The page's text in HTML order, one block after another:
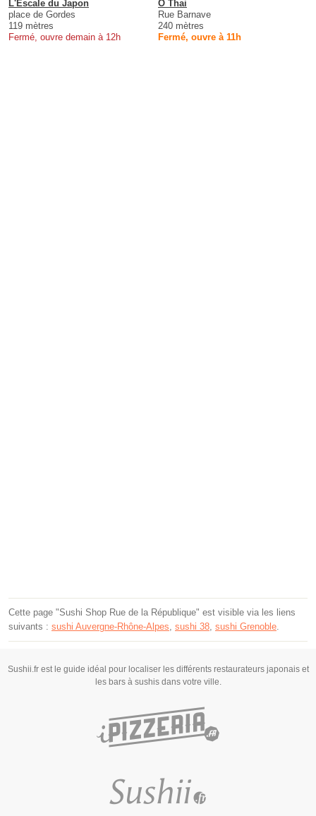
L'Escale du Japon
place de Gordes
119 mètres
Fermé, ouvre demain à 12h
O Thai
Rue Barnave
240 mètres
Fermé, ouvre à 11h
Cette page "Sushi Shop Rue de la République" est visible via les liens
suivants : sushi Auvergne-Rhône-Alpes sushi 38 sushi Grenoble
Sushii.fr est le guide idéal pour localiser les différents restaurateurs japonais et
les bars à sushis dans votre ville.